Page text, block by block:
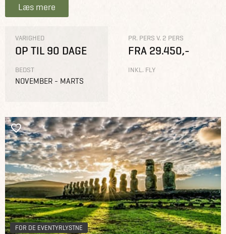
Læs mere
VARIGHED
OP TIL 90 DAGE
BEDST
NOVEMBER - MARTS
PR. PERS V. 2 PERS
FRA 29.450,-
INKL. FLY
FOR DE EVENTYRLYSTNE